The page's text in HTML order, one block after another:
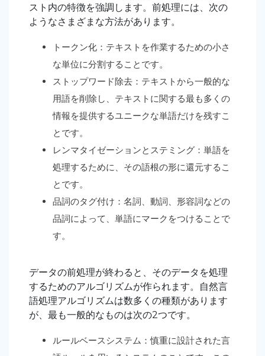
スト内の特徴を強調します。前処理には、次の
ようなさまざまな方法があります。
トークン化：テキストを作業するための小さ
な単位に分割することです。
ストップワード除去：テキストから一般的な
用語を削除し、テキストに関する最も多くの
情報を提供するユニークな単語だけを残すこ
とです。
レンマタイゼーションとステミング：単語を
処理するために、その語根の形に還元するこ
とです。
品詞のタグ付け：名詞、動詞、形容詞などの
品詞によって、単語にマークをつけることで
す。
データの前処理が終わると、そのデータを処理
するためのアルゴリズムが作られます。自然言
語処理アルゴリズムは数多くの種類があります
が、最も一般的なものは次の2つです。
ルールベースシステム：慎重に設計された言